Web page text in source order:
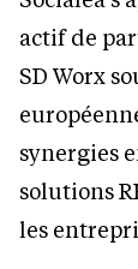
actif de
SD Worx
synergies
solutions
les